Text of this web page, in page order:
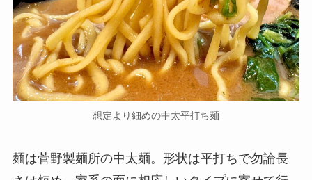
想定より細めの中太平打ち麺
麺は菅野製麺所の中太麺。形状は平打ちで勿論長